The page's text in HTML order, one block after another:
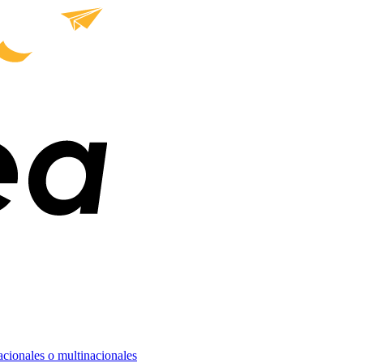
o multinacionales